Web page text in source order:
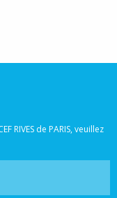
RIVES de PARIS, veuillez